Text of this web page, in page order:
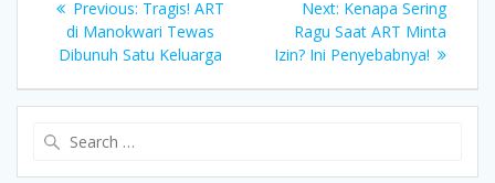
navigation
Previous: Previous
post:
Tragis! ART
di Manokwari Tewas
Dibunuh Satu Keluarga
Next: Next
post:
Kenapa Sering
Ragu Saat ART Minta
Izin? Ini Penyebabnya!